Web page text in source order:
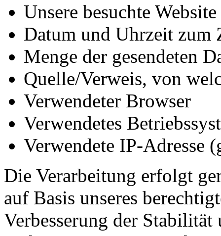
Unsere besuchte Website
Datum und Uhrzeit zum
Menge der gesendeten
Quelle/Verweis, von
Verwendeter Browser
Verwendetes
Verwendete IP-Adresse
Die Verarbeitung erfolgt
auf Basis unseres
Verbesserung der